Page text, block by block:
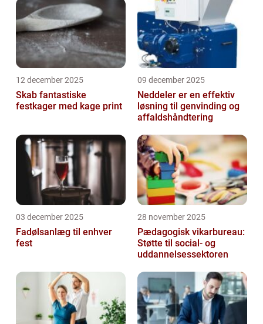
12 december 2025
Skab fantastiske
festkager med kage print
09 december 2025
Neddeler er en effektiv
løsning til genvinding og
affaldshåndtering
03 december 2025
Fadølsanlæg til enhver
fest
28 november 2025
Pædagogisk vikarbureau:
Støtte til social- og
uddannelsessektoren